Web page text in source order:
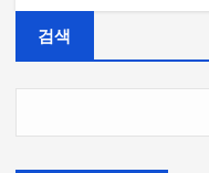
검색